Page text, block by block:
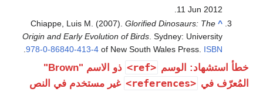
11 Jun2012
.
Chiappe, Luis M. (2007).Glorified Dinosaurs: The
Origin and Early Evolution of Birds. Sydney: University
of New South Wales Press.
978-0-86840-413-4
.
استشهاد: الوسم<ref>
ذو الاسم "Brown"
في <references>
غير مستخدم في النص